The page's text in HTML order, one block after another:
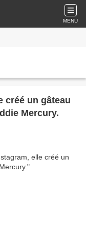
MENU
créé un gâteau
Mercury.